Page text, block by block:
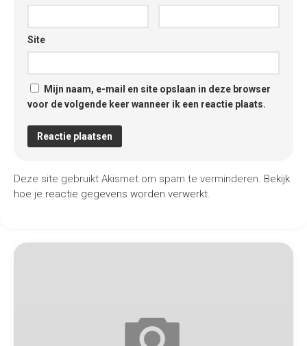
Site
Mijn naam, e-mail en site opslaan in deze browser
voor de volgende keer wanneer ik een reactie plaats.
Deze site gebruikt Akismet om spam te verminderen. Bekijk
hoe je reactie gegevens worden verwerkt.